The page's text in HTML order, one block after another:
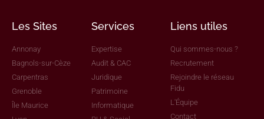
Les Sites
Annonay
Bagnols-sur-Cèze
Carpentras
Grenoble
Île Maurice
Services
Expertise
Audit & CAC
Juridique
Patrimoine
Informatique
Liens utiles
Qui sommes-nous ?
Recrutement
Rejoindre le réseau
Fidu
L'Équipe
Contact